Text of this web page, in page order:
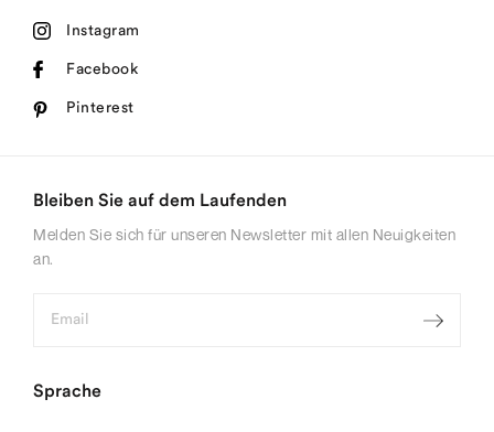
Instagram
Facebook
Pinterest
Bleiben Sie auf dem Laufenden
Melden Sie sich für unseren Newsletter mit allen Neuigkeiten
an.
Sprache